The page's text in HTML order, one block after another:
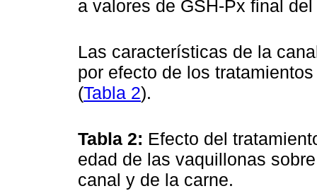
a valores de GSH-Px final
Las características de la
por efecto de los
(Tabla 2).
Tabla 2: Efecto del
edad de las vaquillonas
canal y de la carne.